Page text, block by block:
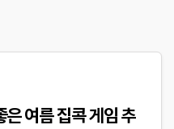
여름 집콕 게임 추